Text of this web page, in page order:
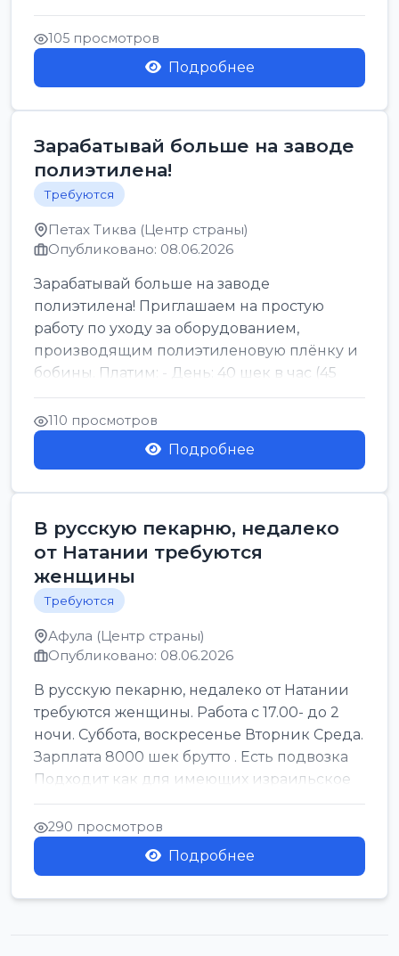
оплатой<br />
Свежие вакансии в Нетании дл...
105 просмотров
Подробнее
Зарабатывай больше на заводе
полиэтилена!
Требуются
Петах Тиква (Центр страны)
Опубликовано: 08.06.2026
Зарабатывай больше на заводе
полиэтилена! Приглашаем на простую
работу по уходу за оборудованием,
производящим полиэтиленовую плёнку и
бобины. Платим: - День: 40 шек в час (45
для синих бумаг и виз) -...
110 просмотров
Подробнее
В русскую пекарню, недалеко
от Натании требуются
женщины
Требуются
Афула (Центр страны)
Опубликовано: 08.06.2026
В русскую пекарню, недалеко от Натании
требуются женщины. Работа с 17.00- до 2
ночи. Суббота, воскресенье Вторник Среда.
Зарплата 8000 шек брутто . Есть подвозка
Подходит как для имеющих израильское
г...
290 просмотров
Подробнее